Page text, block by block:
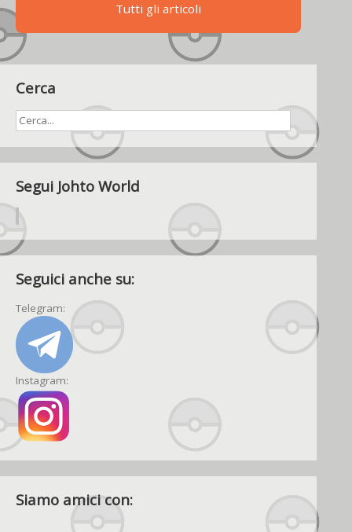
Tutti gli articoli
Cerca
Segui Johto World
Seguici anche su:
Telegram:
Instagram:
Siamo amici con: